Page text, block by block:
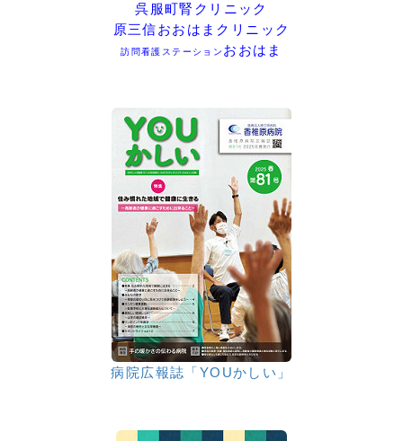
呉服町腎クリニック
原三信おおはまクリニック
訪問看護ステーション おおはま
病院広報誌「YOUかしい」